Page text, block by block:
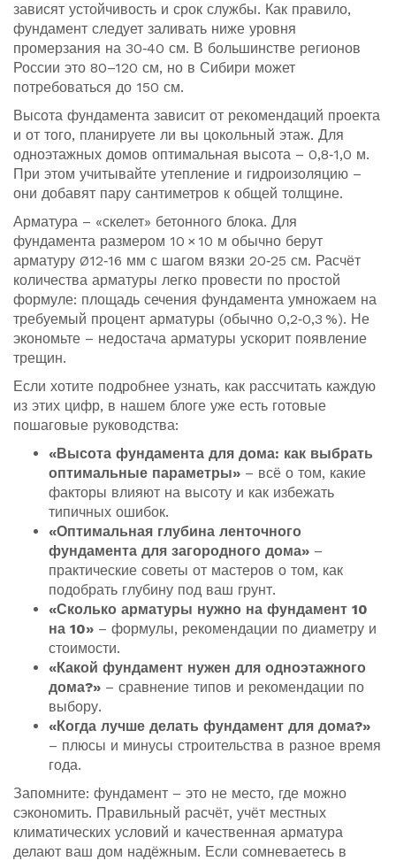
зависят устойчивость и срок службы. Как правило,
фундамент следует заливать ниже уровня
промерзания на 30‑40 см. В большинстве регионов
России это 80–120 см, но в Сибири может
потребоваться до 150 см.
Высота фундамента зависит от рекомендаций проекта
и от того, планируете ли вы цокольный этаж. Для
одноэтажных домов оптимальная высота – 0,8‑1,0 м.
При этом учитывайте утепление и гидроизоляцию –
они добавят пару сантиметров к общей толщине.
Арматура – «скелет» бетонного блока. Для
фундамента размером 10 × 10 м обычно берут
арматуру Ø12‑16 мм с шагом вязки 20‑25 см. Расчёт
количества арматуры легко провести по простой
формуле: площадь сечения фундамента умножаем на
требуемый процент арматуры (обычно 0,2‑0,3 %). Не
экономьте – недостача арматуры ускорит появление
трещин.
Если хотите подробнее узнать, как рассчитать каждую
из этих цифр, в нашем блоге уже есть готовые
пошаговые руководства:
«Высота фундамента для дома: как выбрать
оптимальные параметры» – всё о том, какие
факторы влияют на высоту и как избежать
типичных ошибок.
«Оптимальная глубина ленточного
фундамента для загородного дома» –
практические советы от мастеров о том, как
подобрать глубину под ваш грунт.
«Сколько арматуры нужно на фундамент 10
на 10» – формулы, рекомендации по диаметру и
стоимости.
«Какой фундамент нужен для одноэтажного
дома?» – сравнение типов и рекомендации по
выбору.
«Когда лучше делать фундамент для дома?»
– плюсы и минусы строительства в разное время
года.
Запомните: фундамент – это не место, где можно
сэкономить. Правильный расчёт, учёт местных
климатических условий и качественная арматура
делают ваш дом надёжным. Если сомневаетесь в